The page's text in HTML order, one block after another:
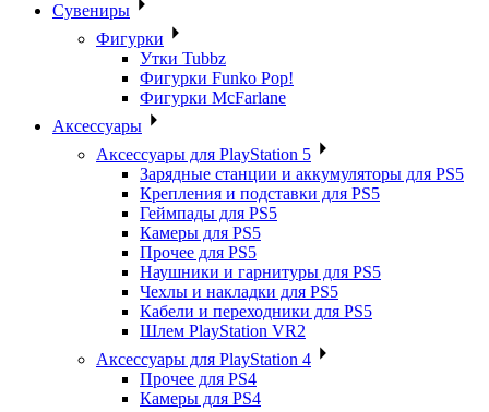
Сувениры
Фигурки
Утки Tubbz
Фигурки Funko Pop!
Фигурки McFarlane
Аксессуары
Аксессуары для PlayStation 5
Зарядные станции и аккумуляторы для PS5
Крепления и подставки для PS5
Геймпады для PS5
Камеры для PS5
Прочее для PS5
Наушники и гарнитуры для PS5
Чехлы и накладки для PS5
Кабели и переходники для PS5
Шлем PlayStation VR2
Аксессуары для PlayStation 4
Прочее для PS4
Камеры для PS4